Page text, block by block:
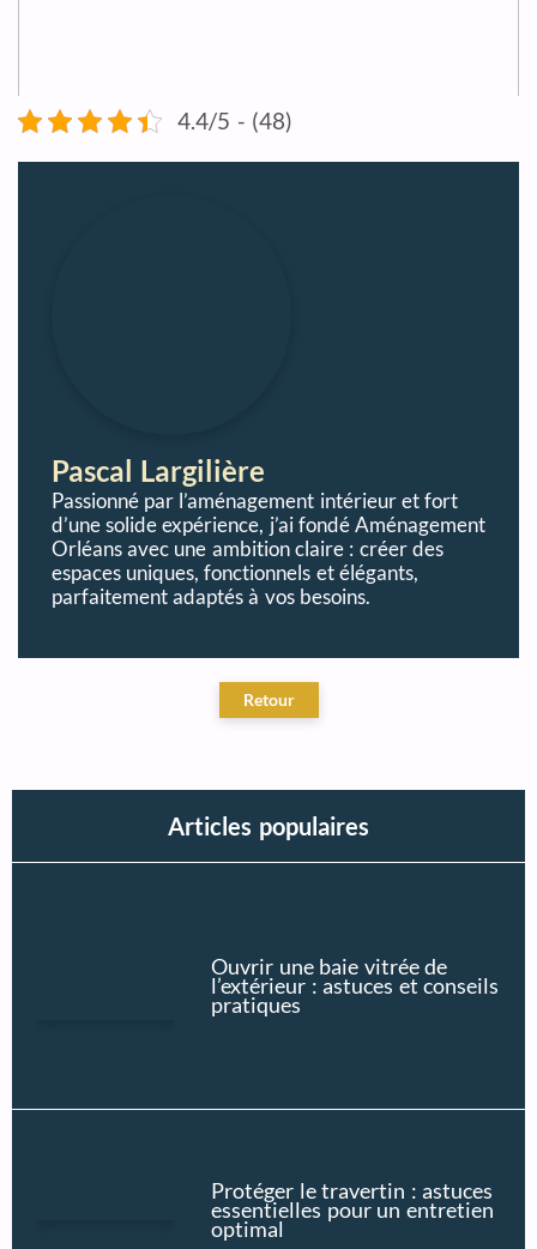
4.4/5 - (48)
Pascal Largilière
Passionné par l’aménagement intérieur et fort
d’une solide expérience, j’ai fondé Aménagement
Orléans avec une ambition claire : créer des
espaces uniques, fonctionnels et élégants,
parfaitement adaptés à vos besoins.
Articles populaires
Ouvrir une baie vitrée de
l’extérieur : astuces et conseils
pratiques
Protéger le travertin : astuces
essentielles pour un entretien
optimal